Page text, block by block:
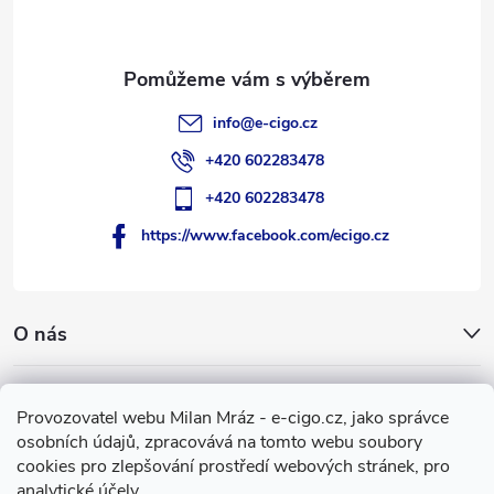
Provozovatel webu Milan Mráz - e-cigo.cz, jako správce
osobních údajů, zpracovává na tomto webu soubory
cookies pro zlepšování prostředí webových stránek, pro
O nás
Facebook
info@e-cigo.cz
+420 602283478
+420 602283478
https://www.facebook.com/ecigo.cz